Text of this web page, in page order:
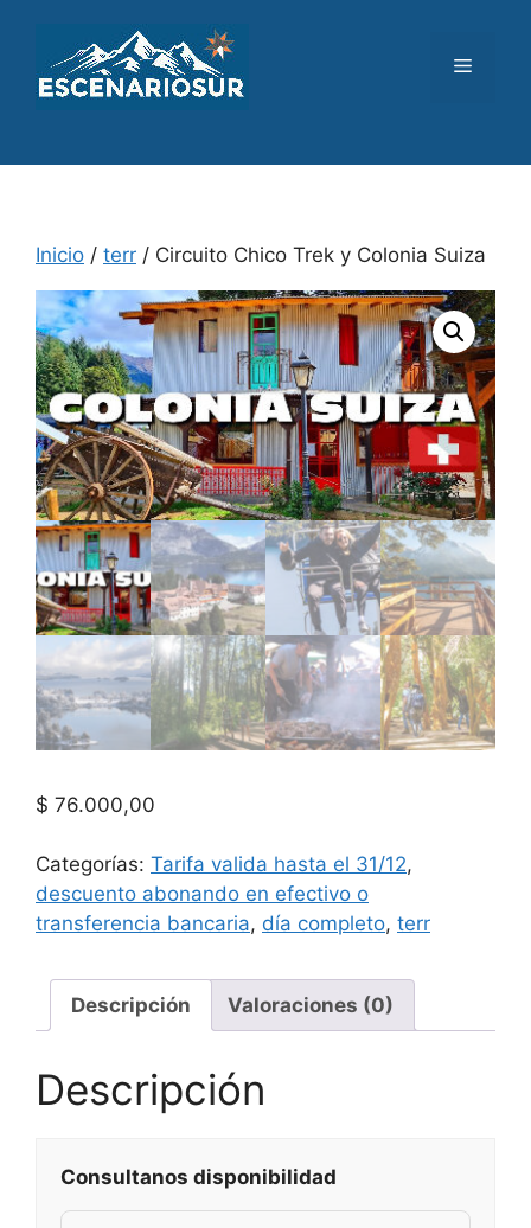
contenido
Menú
Inicio / terr / Circuito Chico Trek y Colonia Suiza
$ 76.000,00
Categorías: Tarifa valida hasta el 31/12,
descuento abonando en efectivo o
transferencia bancaria, día completo, terr
Descripción Valoraciones (0)
Descripción
Consultanos disponibilidad